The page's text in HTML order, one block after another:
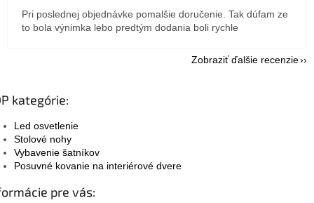
Pri poslednej objednávke pomalšie doručenie. Tak dúfam ze
to bola výnimka lebo predtým dodania boli rychle
Zobraziť ďalšie recenzie
kategórie:
Led osvetlenie
Stolové nohy
Vybavenie šatníkov
Posuvné kovanie na interiérové dvere
pre vás: